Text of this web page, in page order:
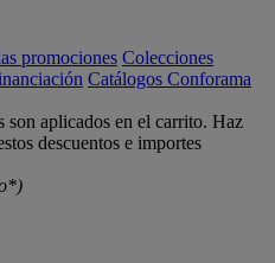
promociones Colecciones
Catálogos Conforama
son aplicados en el carrito. Haz
descuentos e importes